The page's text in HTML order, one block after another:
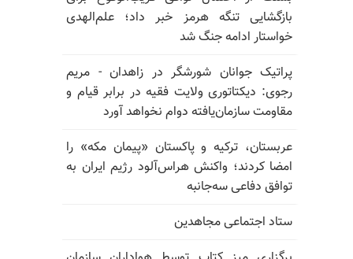
بازگشایی تنگه هرمز خبر داد؛ علم‌الهدی
خواستار ادامه جنگ شد
پراتیک جوانان شورشگر در زاهدان - مریم
رجوی: دیکتاتوری ولایت فقیه در برابر قیام و
مقاومت سازمان‌یافته دوام نخواهد آورد
عربستان، ترکیه و پاکستان «پیمان مکه» را
امضا کردند؛ واکنش هراس‌آلود رژیم ایران به
توافق دفاعی سه‌جانبه
ستاد اجتماعی مجاهدین